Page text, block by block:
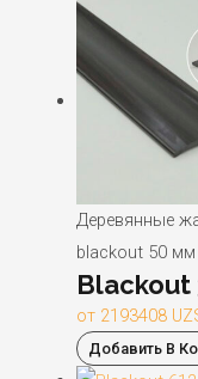
Деревянные
blackout 50 мм
Blackout
от 2193408
Добавить В